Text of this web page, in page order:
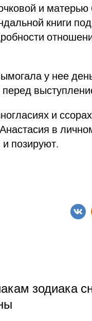
и
книги под
у нее
и
в
позируют.
зодиака